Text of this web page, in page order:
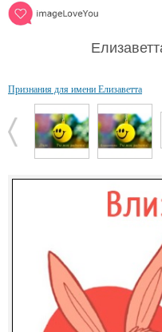
Признания для имени Елизаветта